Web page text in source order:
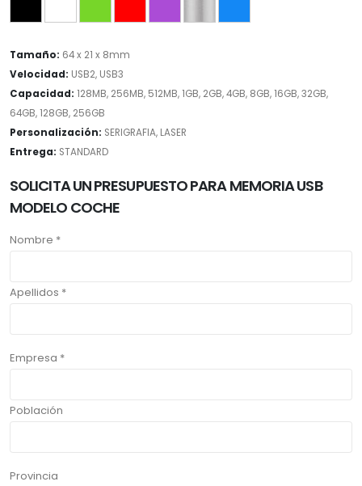
Tamaño: 64 x 21 x 8mm
Velocidad: USB2, USB3
Capacidad: 128MB, 256MB, 512MB, 1GB, 2GB, 4GB, 8GB, 16GB, 32GB,
64GB, 128GB, 256GB
Personalización: SERIGRAFIA, LASER
Entrega: STANDARD
SOLICITA UN PRESUPUESTO PARA MEMORIA USB
MODELO COCHE
Nombre *
Apellidos *
Empresa *
Población
Provincia